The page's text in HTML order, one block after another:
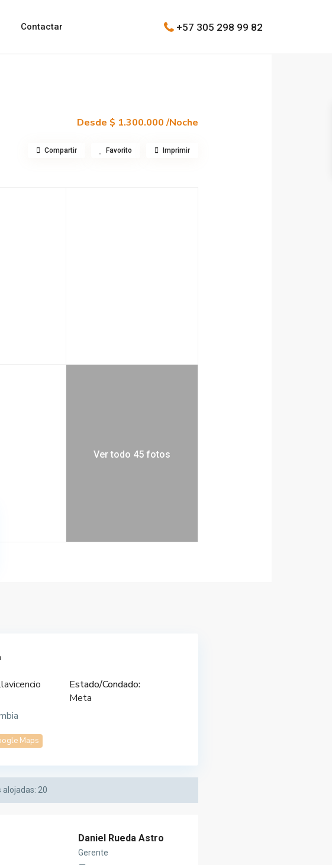
Contactar +57 305 298 99 82
Desde $ 1.300.000/Noche
Compartir Favorito Imprimir
Ver todo 45 fotos
Estado/Condado:
Meta
Maps
alojadas: 20
Daniel Rueda Astro
Gerente